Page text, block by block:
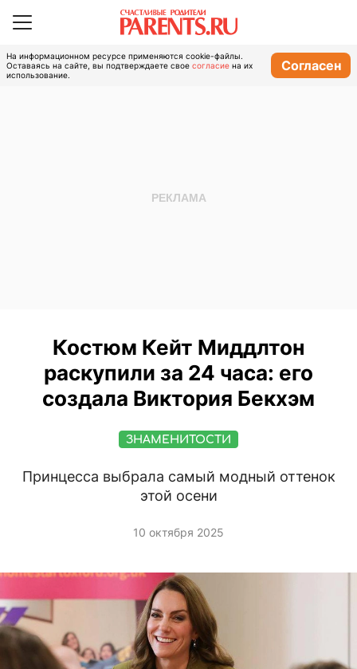
На информационном ресурсе применяются cookie-файлы.
Оставаясь на сайте, вы подтверждаете свое согласие на их
использование.
Согласен
Костюм Кейт Миддлтон
раскупили за 24 часа: его
создала Виктория Бекхэм
ЗНАМЕНИТОСТИ
Принцесса выбрала самый модный оттенок
этой осени
10 октября 2025